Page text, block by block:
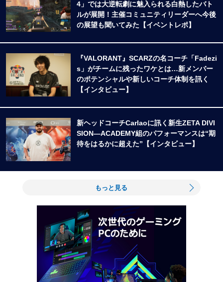
4」では大逆転劇に魅入られる白熱したバト
ルが展開！主催コミュニティリーダーへ今後
の展望も聞いてみた【イベントレポ】
『VALORANT』SCARZの名コーチ「Fadezi
s」がチームに残ったワケとは…新メンバー
のポテンシャルや新しいコーチ体制を訊く
【インタビュー】
新ヘッドコーチCarlaoに訊く新生ZETA DIVI
SION―ACADEMY組のパフォーマンスは“期
待をはるかに超えた”【インタビュー】
もっと見る